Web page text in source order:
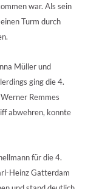
war. Als sein
Turm durch
Müller und
ging die 4.
Remmes
abwehren, konnte
für die 4.
Heinz Gatterdam